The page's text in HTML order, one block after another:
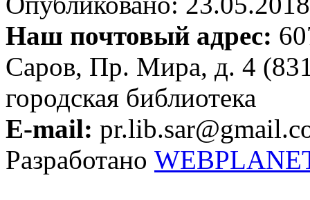
Наш почтовый адрес:
Саров, Пр. Мира, д. 4
городская библиотека
E-mail:
Разработано